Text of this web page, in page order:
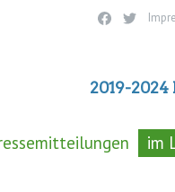
2019-
im